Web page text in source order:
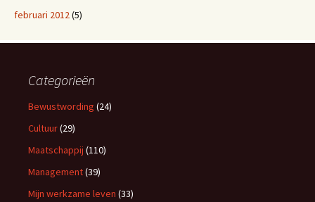
februari 2012(5)
Categorieën
Bewustwording (24)
Cultuur(29)
Maatschappij (110)
Management(39)
Mijn werkzame leven (33)